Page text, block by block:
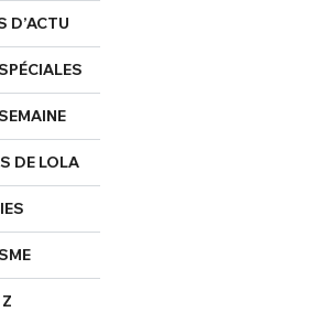
D’ACTU
DE LOLA